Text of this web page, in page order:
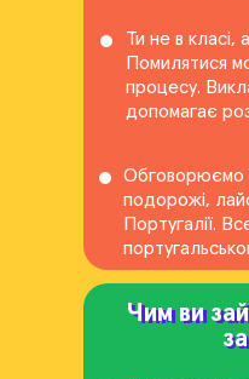
Чим ви
Чим ви
Ти не в класі,
Помилятися
процесу.
допомагає
Обговорюємо
подорожі,
Португалії.